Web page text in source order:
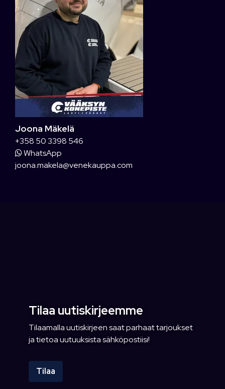
Joona Mäkelä
+358 50 3398 546
WhatsApp
joona.makela@venekauppa.com
Tilaa uutiskirjeemme
Tilaamalla uutiskirjeen saat parhaat tarjoukset
ja tietoa uutuuksista sähköpostiisi!
Tilaa